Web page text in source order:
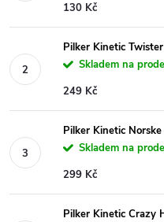
130 Kč
Pilker Kinetic
Skladem na
249 Kč
Pilker Kinetic
Skladem na
299 Kč
Pilker Kinetic Crazy